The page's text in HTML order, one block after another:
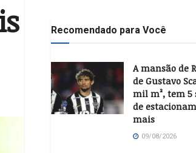
Recomendado para Você
A mansão de
de Gustavo
mil m², tem 5
de
mais
09/08/2026